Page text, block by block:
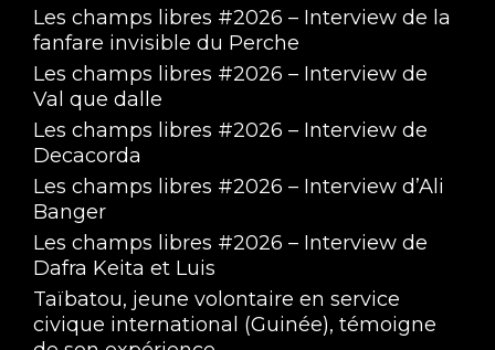
Les champs libres #2026 – Interview de la
fanfare invisible du Perche
Les champs libres #2026 – Interview de
Val que dalle
Les champs libres #2026 – Interview de
Decacorda
Les champs libres #2026 – Interview d’Ali
Banger
Les champs libres #2026 – Interview de
Dafra Keita et Luis
Taïbatou, jeune volontaire en service
civique international (Guinée), témoigne